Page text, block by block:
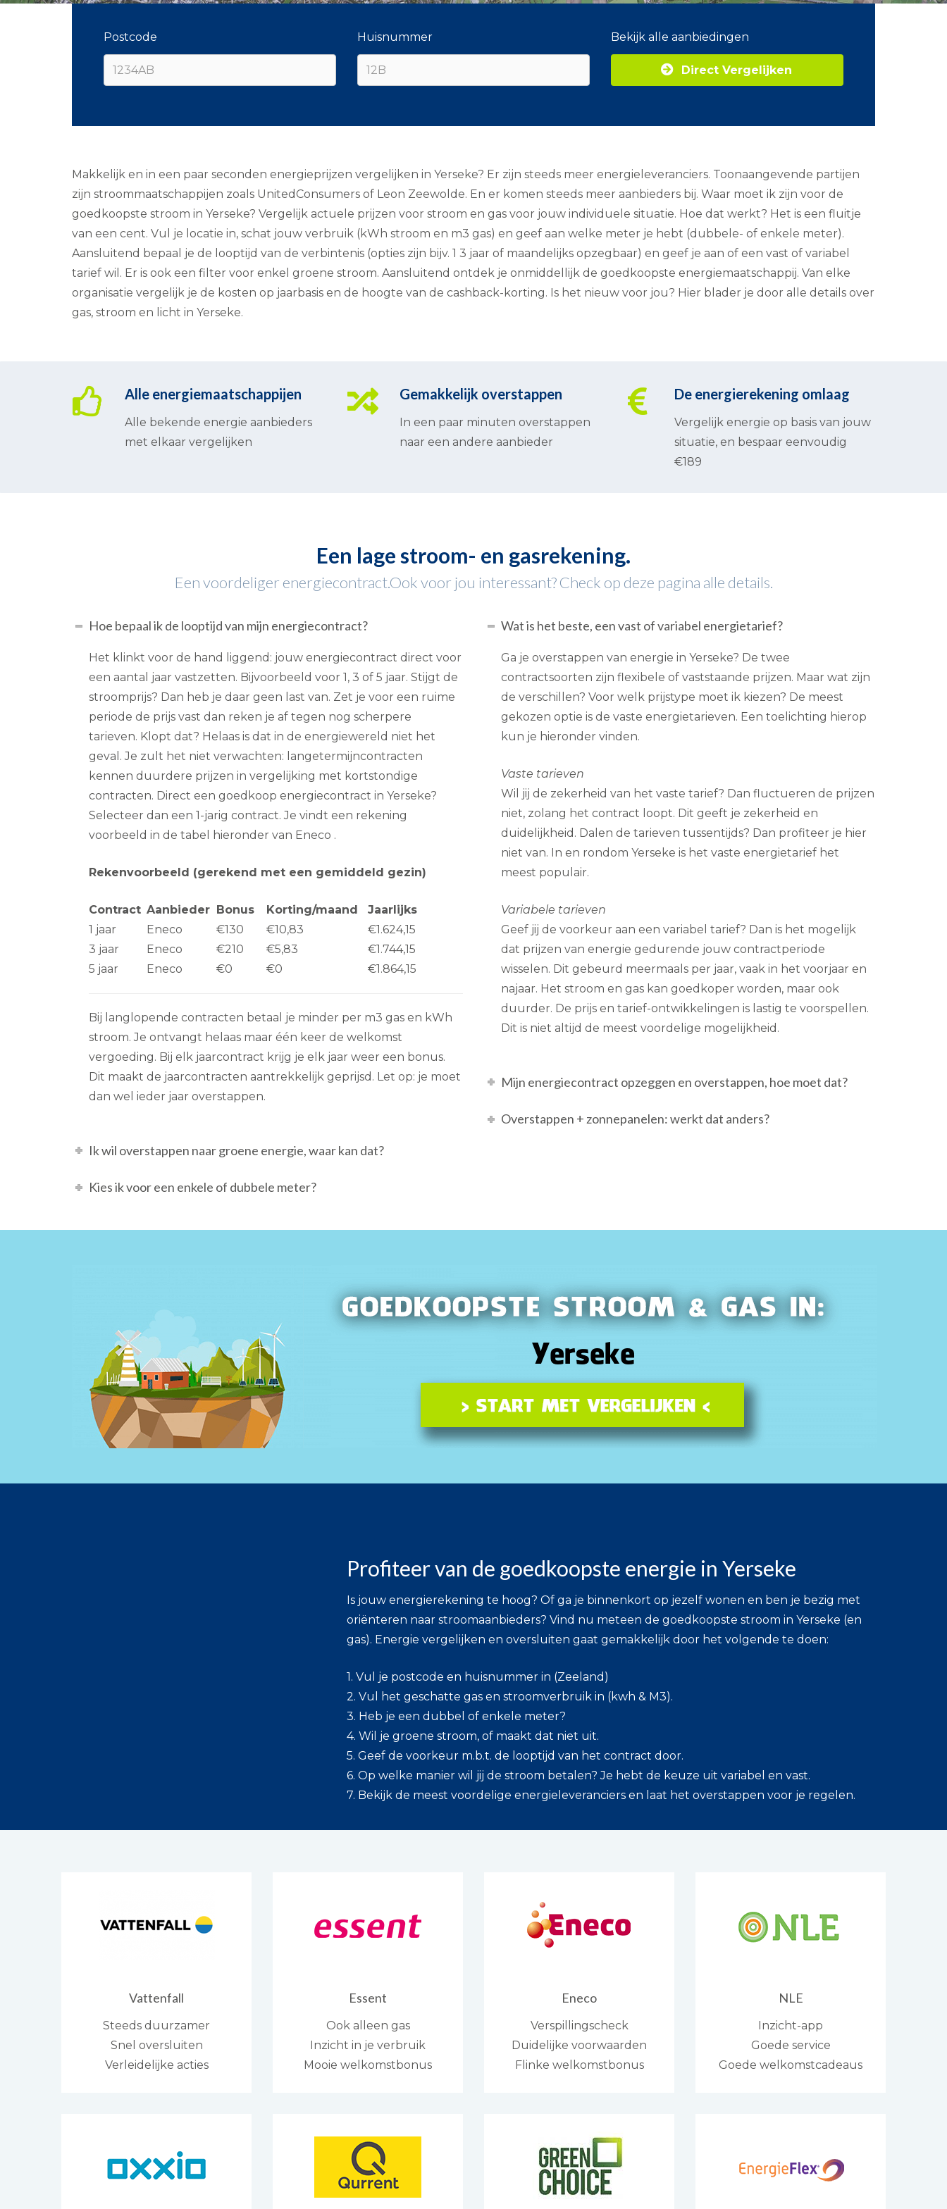
Postcode Huisnummer Bekijk alle aanbiedingen
Direct Vergelijken
Makkelijk en in een paar seconden energieprijzen vergelijken in Yerseke? Er zijn steeds meer energieleveranciers. Toonaangevende partijen
zijn stroommaatschappijen zoals UnitedConsumers of Leon Zeewolde. En er komen steeds meer aanbieders bij. Waar moet ik zijn voor de
goedkoopste stroom in Yerseke? Vergelijk actuele prijzen voor stroom en gas voor jouw individuele situatie. Hoe dat werkt? Het is een fluitje
van een cent. Vul je locatie in, schat jouw verbruik (kWh stroom en m3 gas) en geef aan welke meter je hebt (dubbele- of enkele meter).
Aansluitend bepaal je de looptijd van de verbintenis (opties zijn bijv. 1 3 jaar of maandelijks opzegbaar) en geef je aan of een vast of variabel
tarief wil. Er is ook een filter voor enkel groene stroom. Aansluitend ontdek je onmiddellijk de goedkoopste energiemaatschappij. Van elke
organisatie vergelijk je de kosten op jaarbasis en de hoogte van de cashback-korting. Is het nieuw voor jou? Hier blader je door alle details over
gas, stroom en licht in Yerseke.
Alle energiemaatschappijen
Alle bekende energie aanbieders
met elkaar vergelijken
Gemakkelijk overstappen
In een paar minuten overstappen
naar een andere aanbieder
De energierekening omlaag
Vergelijk energie op basis van jouw
situatie, en bespaar eenvoudig
€189
Een lage stroom- en gasrekening.
Een voordeliger energiecontract.Ook voor jou interessant? Check op deze pagina alle details.
Hoe bepaal ik de looptijd van mijn energiecontract?
Het klinkt voor de hand liggend: jouw energiecontract direct voor
een aantal jaar vastzetten. Bijvoorbeeld voor 1, 3 of 5 jaar. Stijgt de
stroomprijs? Dan heb je daar geen last van. Zet je voor een ruime
periode de prijs vast dan reken je af tegen nog scherpere
tarieven. Klopt dat? Helaas is dat in de energiewereld niet het
geval. Je zult het niet verwachten: langetermijncontracten
kennen duurdere prijzen in vergelijking met kortstondige
contracten. Direct een goedkoop energiecontract in Yerseke?
Selecteer dan een 1-jarig contract. Je vindt een rekening
voorbeeld in de tabel hieronder van Eneco .
Rekenvoorbeeld (gerekend met een gemiddeld gezin)
Contract Aanbieder Bonus Korting/maand
Jaarlijks
1 jaar
Eneco €130 €10,83
€1.624,15
3 jaar
Eneco €210 €5,83
€1.744,15
5 jaar
Eneco €0 €0 €1.864,15
Bij langlopende contracten betaal je minder per m3 gas en kWh
stroom. Je ontvangt helaas maar één keer de welkomst
vergoeding. Bij elk jaarcontract krijg je elk jaar weer een bonus.
Dit maakt de jaarcontracten aantrekkelijk geprijsd. Let op: je moet
dan wel ieder jaar overstappen.
Ik wil overstappen naar groene energie, waar kan dat?
Kies ik voor een enkele of dubbele meter?
Wat is het beste, een vast of variabel energietarief?
Ga je overstappen van energie in Yerseke? De twee
contractsoorten zijn flexibele of vaststaande prijzen. Maar wat zijn
de verschillen? Voor welk prijstype moet ik kiezen? De meest
gekozen optie is de vaste energietarieven. Een toelichting hierop
kun je hieronder vinden.
Vaste tarieven
Wil jij de zekerheid van het vaste tarief? Dan fluctueren de prijzen
niet, zolang het contract loopt. Dit geeft je zekerheid en
duidelijkheid. Dalen de tarieven tussentijds? Dan profiteer je hier
niet van. In en rondom Yerseke is het vaste energietarief het
meest populair.
Variabele tarieven
Geef jij de voorkeur aan een variabel tarief? Dan is het mogelijk
dat prijzen van energie gedurende jouw contractperiode
wisselen. Dit gebeurd meermaals per jaar, vaak in het voorjaar en
najaar. Het stroom en gas kan goedkoper worden, maar ook
duurder. De prijs en tarief-ontwikkelingen is lastig te voorspellen.
Dit is niet altijd de meest voordelige mogelijkheid.
Mijn energiecontract opzeggen en overstappen, hoe moet dat?
Overstappen + zonnepanelen: werkt dat anders?
Profiteer van de goedkoopste energie in Yerseke
Is jouw energierekening te hoog? Of ga je binnenkort op jezelf wonen en ben je bezig met
oriënteren naar stroomaanbieders? Vind nu meteen de goedkoopste stroom in Yerseke (en
gas). Energie vergelijken en oversluiten gaat gemakkelijk door het volgende te doen:
1. Vul je postcode en huisnummer in (Zeeland)
2. Vul het geschatte gas en stroomverbruik in (kwh & M3).
3. Heb je een dubbel of enkele meter?
4. Wil je groene stroom, of maakt dat niet uit.
5. Geef de voorkeur m.b.t. de looptijd van het contract door.
6. Op welke manier wil jij de stroom betalen? Je hebt de keuze uit variabel en vast.
7. Bekijk de meest voordelige energieleveranciers en laat het overstappen voor je regelen.
Vattenfall
Steeds duurzamer
Snel oversluiten
Verleidelijke acties
Essent
Ook alleen gas
Inzicht in je verbruik
Mooie welkomstbonus
Eneco
Verspillingscheck
Duidelijke voorwaarden
Flinke welkomstbonus
NLE
Inzicht-app
Goede service
Goede welkomstcadeaus